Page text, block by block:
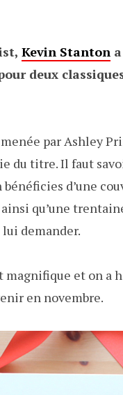
Kevin Stanton
deux
par Ashley
du titre. Il faut
d’une
qu’une
demander.
et on a
en novembre.